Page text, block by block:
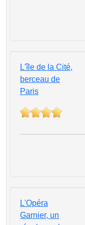
L'île de la Cité,
berceau de
Paris
L'Opéra
Garnier, un